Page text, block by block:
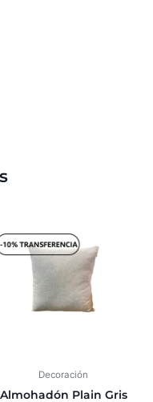
Decoración
Almohadón Plain Gris